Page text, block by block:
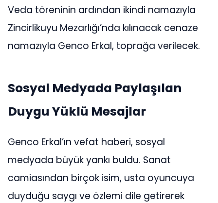
Veda töreninin ardından ikindi namazıyla
Zincirlikuyu Mezarlığı’nda kılınacak cenaze
namazıyla Genco Erkal, toprağa verilecek.
Sosyal Medyada Paylaşılan
Duygu Yüklü Mesajlar
Genco Erkal’ın vefat haberi, sosyal
medyada büyük yankı buldu. Sanat
camiasından birçok isim, usta oyuncuya
duyduğu saygı ve özlemi dile getirerek